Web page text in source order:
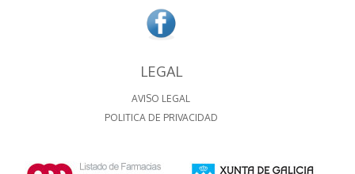
LEGAL
AVISO LEGAL
POLITICA DE PRIVACIDAD